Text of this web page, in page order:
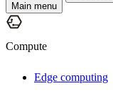
Main menu
Compute
Edge computing